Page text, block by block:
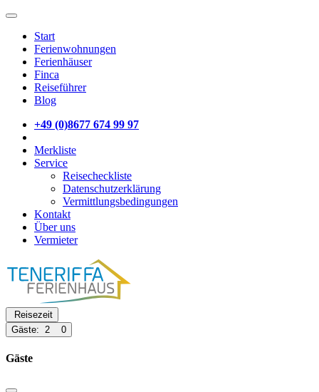
Start
Ferienwohnungen
Ferienhäuser
Finca
Reiseführer
Blog
+49 (0)8677 674 99 97
Merkliste
Service
Reisecheckliste
Datenschutzerklärung
Vermittlungsbedingungen
Kontakt
Über uns
Vermieter
Reisezeit
Gäste: 2 0
Gäste